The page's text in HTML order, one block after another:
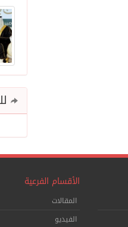
الأقسام الفرعية
المقالات
الفيديو